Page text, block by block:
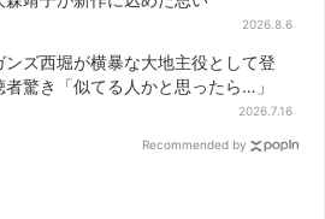
2026.8.6
ンズ西堀が横暴な大地主役として登
者驚き「似てる人かと思ったら…」
2026.7.16
Recommended by